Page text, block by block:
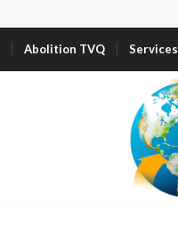
Abolition TVQ Services